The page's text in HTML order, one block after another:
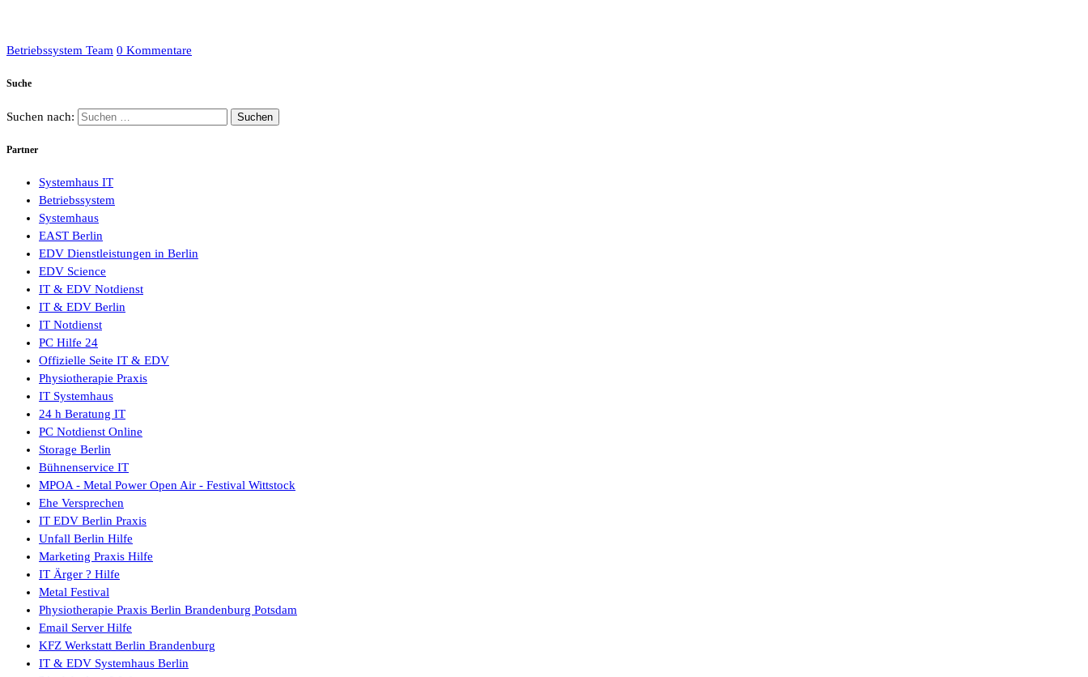
Betriebssystem Team 0 Kommentare
Suche
Suchen nach:
Partner
Systemhaus IT
Betriebssystem
Systemhaus
EAST Berlin
EDV Dienstleistungen in Berlin
EDV Science
IT & EDV Notdienst
IT & EDV Berlin
IT Notdienst
PC Hilfe 24
Offizielle Seite IT & EDV
Physiotherapie Praxis
IT Systemhaus
24 h Beratung IT
PC Notdienst Online
Storage Berlin
Bühnenservice IT
MPOA - Metal Power Open Air - Festival Wittstock
Ehe Versprechen
IT EDV Berlin Praxis
Unfall Berlin Hilfe
Marketing Praxis Hilfe
IT Ärger ? Hilfe
Metal Festival
Physiotherapie Praxis Berlin Brandenburg Potsdam
Email Server Hilfe
KFZ Werkstatt Berlin Brandenburg
IT & EDV Systemhaus Berlin